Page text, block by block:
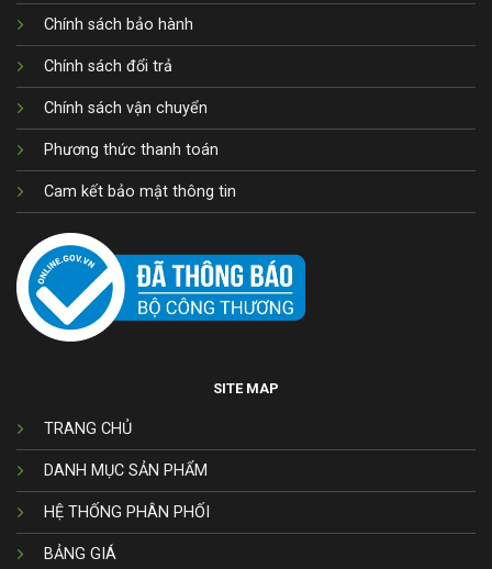
Chính sách bảo hành
Chính sách đổi trả
Chính sách vận chuyển
Phương thức thanh toán
Cam kết bảo mật thông tin
SITE MAP
TRANG CHỦ
DANH MỤC SẢN PHẨM
HỆ THỐNG PHÂN PHỐI
BẢNG GIÁ